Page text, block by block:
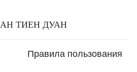
ЧАН ТИЕН ДУАН
Правила пользования